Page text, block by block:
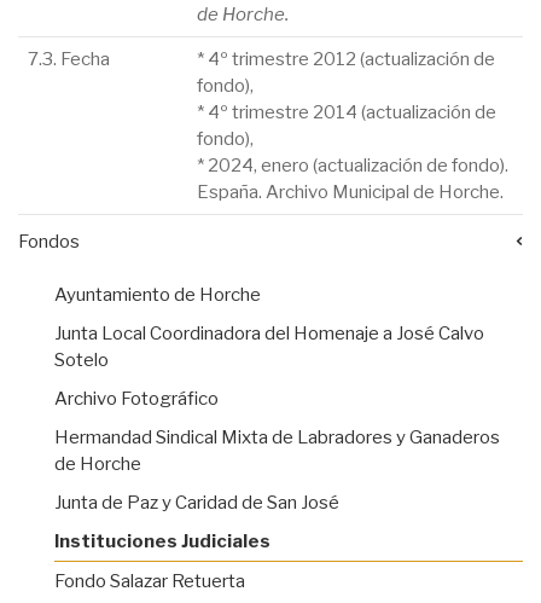
de Horche.
7.3. Fecha
* 4º trimestre 2012 (actualización de
fondo),
* 4º trimestre 2014 (actualización de
fondo),
* 2024, enero (actualización de fondo).
España. Archivo Municipal de Horche.
Fondos
Ayuntamiento de Horche
Junta Local Coordinadora del Homenaje a José Calvo
Sotelo
Archivo Fotográfico
Hermandad Sindical Mixta de Labradores y Ganaderos
de Horche
Junta de Paz y Caridad de San José
Instituciones Judiciales
Fondo Salazar Retuerta